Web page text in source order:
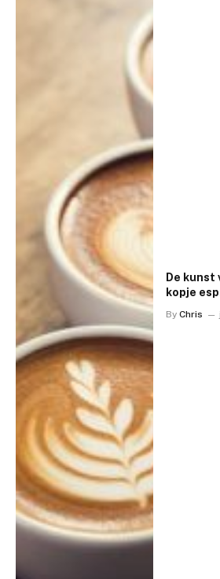
De
kopje
By Chris